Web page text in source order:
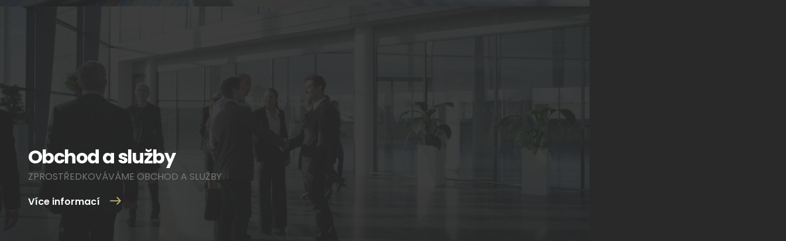
Obchod a služby
ZPROSTŘEDKOVÁVÁME OBCHOD A SLUŽBY
Více informací